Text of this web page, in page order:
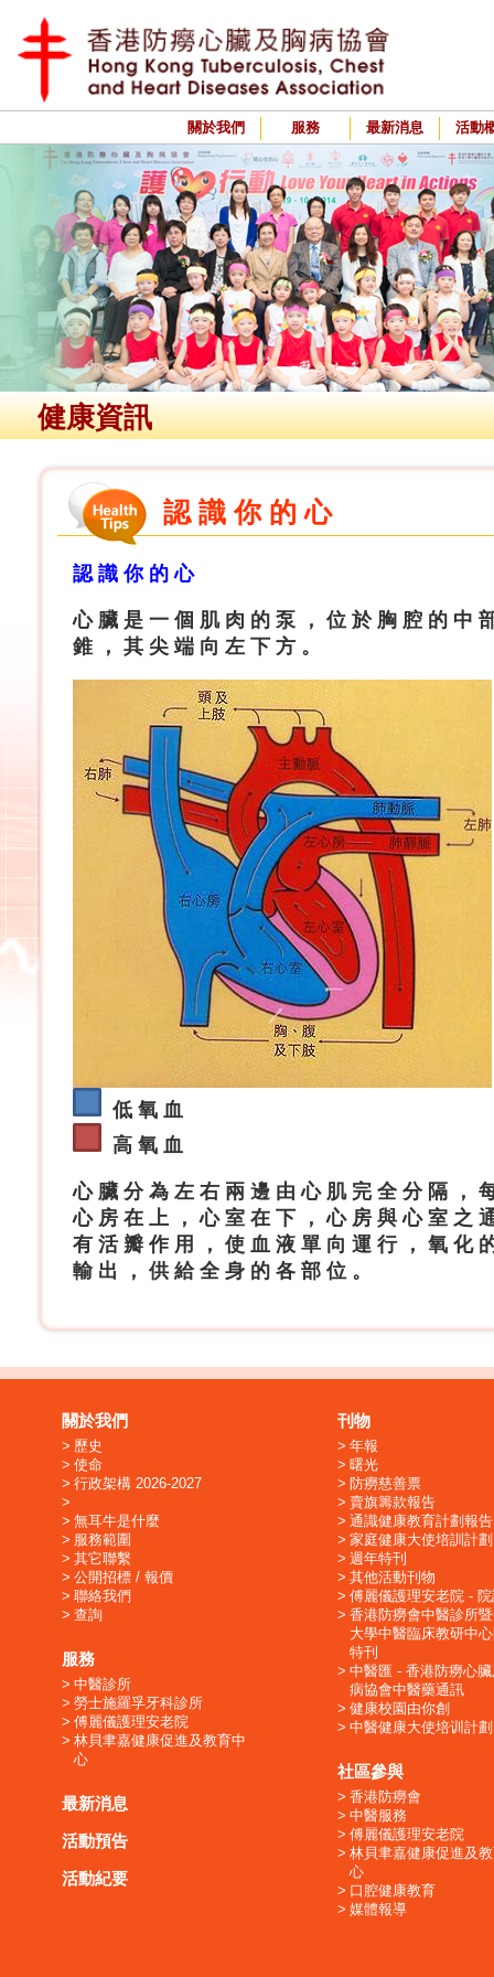
關於我們 服務 最新消息 活動
健康資訊
認 識 你 的 心
認 識 你 的 心
心 臟 是 一 個 肌 肉 的 泵 ， 位 於 胸 腔 的 中
錐 ， 其 尖 端 向 左 下 方 。
低 氧 血
高 氧 血
心 臟 分 為 左 右 兩 邊 由 心 肌 完 全 分 隔 ，
心 房 在 上 ， 心 室 在 下 ， 心 房 與 心 室 之
有 活 瓣 作 用 ， 使 血 液 單 向 運 行 ， 氧 化
輸 出 ， 供 給 全 身 的 各 部 位 。
關於我們
歷史
使命
行政架構 2026-2027
無耳牛是什麼
服務範圍
其它聯繫
公開招標 / 報價
聯絡我們
查詢
服務
中醫診所
勞士施羅孚牙科診所
傅麗儀護理安老院
林貝聿嘉健康促進及教育中
心
最新消息
活動預告
活動紀要
刊物
年報
曙光
防癆慈善票
賣旗籌款報告
通識健康教育計劃報告
家庭健康大使培訓計劃
週年特刊
其他活動刊物
傅麗儀護理安老院 -
香港防癆會中醫診所
大學中醫臨床教研中
特刊
中醫匯 - 香港防癆心
病協會中醫藥通訊
健康校園由你創
中醫健康大使培训計劃
社區參與
香港防癆會
中醫服務
傅麗儀護理安老院
林貝聿嘉健康促進及
心
口腔健康教育
媒體報導